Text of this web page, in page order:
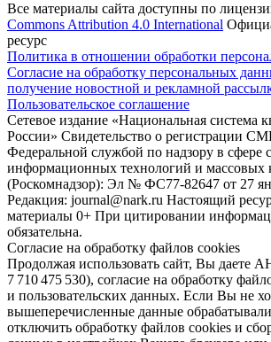
Все материалы сайта доступны по
Commons Attribution 4.0 International
ресурс
Политика в отношении обработки
Согласие на обработку персональных
получение новостной и рекламной
Пользовательское соглашение
Сетевое издание «Национальная система
России» Свидетельство о регистрации
Федеральной службой по надзору в сфере
информационных технологий и массовых
(Роскомнадзор): Эл № ФС77-82647 от 27
Редакция: journal@nark.ru Настоящий
материалы 0+ При цитировании
обязательна.
Согласие на обработку файлов cookies
Продолжая использовать сайт, Вы
7 710 475 530), согласие на обработку
и пользовательских данных. Если Вы не
вышеперечисленные данные
отключить обработку файлов cookies и